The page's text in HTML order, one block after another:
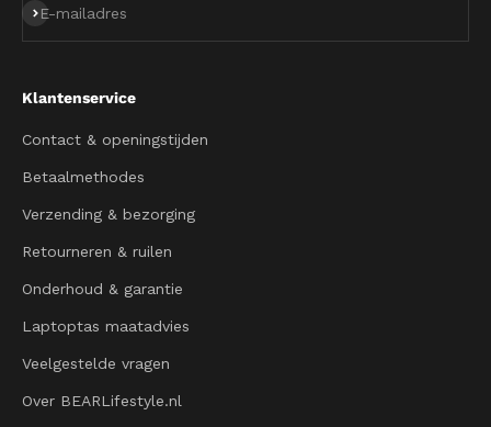
E-mailadres
Abonneren
Klantenservice
Contact & openingstijden
Betaalmethodes
Verzending & bezorging
Retourneren & ruilen
Onderhoud & garantie
Laptoptas maatadvies
Veelgestelde vragen
Over BEARLifestyle.nl